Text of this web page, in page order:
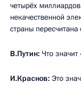
четырёх
некачественной
страны
В.Путин: Что значит
И.Краснов: Это